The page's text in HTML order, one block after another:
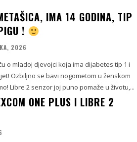
IMA 14 GODINA, TIP
!
2026
o mladoj djevojci koja ima dijabetes tip 1 i
Ozbiljno se bavi nogometom u ženskom
Libre 2 senzor joj puno pomaže u životu,...
ONE PLUS I LIBRE 2